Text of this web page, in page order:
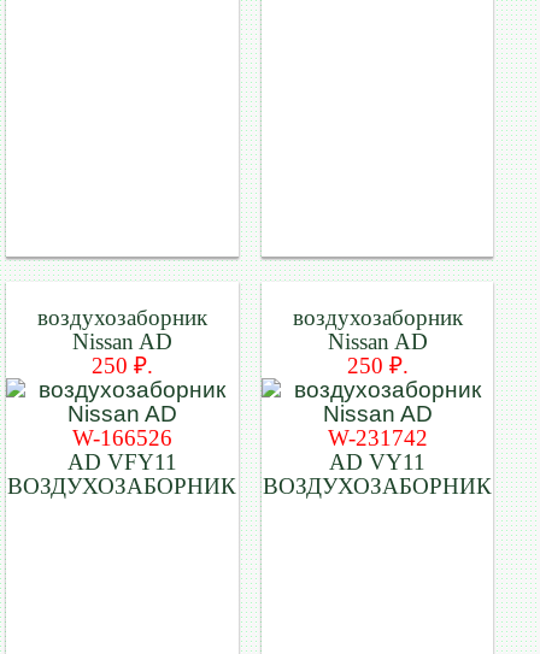
воздухозаборник
Nissan AD
250 ₽.
W-166526
AD VFY11
ВОЗДУХОЗАБОРНИК
воздухозаборник
Nissan AD
250 ₽.
W-231742
AD VY11
ВОЗДУХОЗАБОРНИК